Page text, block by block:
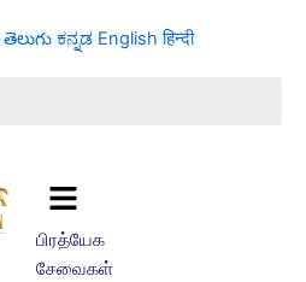
తెలుగు ಕನ್ನಡ English हिन्दी
பிரத்யேக
சேவைகள்